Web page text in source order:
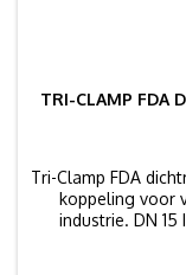
TRI-CLAMP FDA
Tri-Clamp FDA
koppeling voor
industrie. DN 15